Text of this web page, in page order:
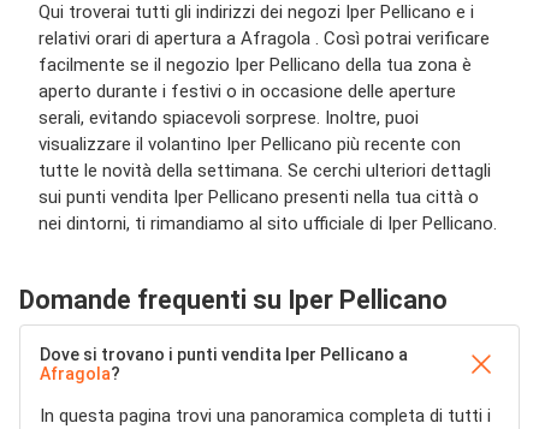
Qui troverai tutti gli indirizzi dei negozi Iper Pellicano e i
relativi orari di apertura a Afragola . Così potrai verificare
facilmente se il negozio Iper Pellicano della tua zona è
aperto durante i festivi o in occasione delle aperture
serali, evitando spiacevoli sorprese. Inoltre, puoi
visualizzare il volantino Iper Pellicano più recente con
tutte le novità della settimana. Se cerchi ulteriori dettagli
sui punti vendita Iper Pellicano presenti nella tua città o
nei dintorni, ti rimandiamo al sito ufficiale di Iper Pellicano.
Domande frequenti su Iper Pellicano
Dove si trovano i punti vendita Iper Pellicano a
Afragola?
In questa pagina trovi una panoramica completa di tutti i